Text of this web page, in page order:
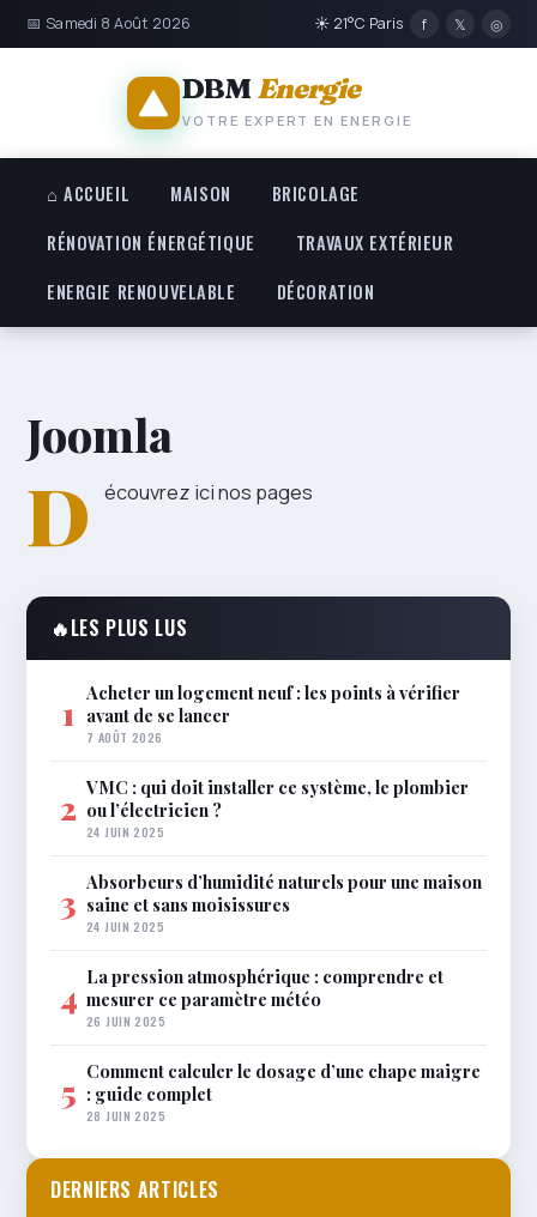
📅 Samedi 8 Août 2026 ☀ 21°C Paris f 𝕏 ◎
DBMEnergie
VOTRE EXPERT EN ENERGIE
⌂ ACCUEIL MAISON
BRICOLAGE
RÉNOVATION ÉNERGÉTIQUE
TRAVAUX EXTÉRIEUR
ENERGIE RENOUVELABLE
DÉCORATION
Joomla
D écouvrez ici nos pages
🔥LES PLUS LUS
1 Acheter un logement neuf : les points à vérifier
avant de se lancer
7 AOÛT 2026
2 VMC : qui doit installer ce système, le plombier
ou l’électricien ?
24 JUIN 2025
3 Absorbeurs d’humidité naturels pour une maison
saine et sans moisissures
24 JUIN 2025
4 La pression atmosphérique : comprendre et
mesurer ce paramètre météo
26 JUIN 2025
5 Comment calculer le dosage d’une chape maigre
: guide complet
28 JUIN 2025
DERNIERS ARTICLES